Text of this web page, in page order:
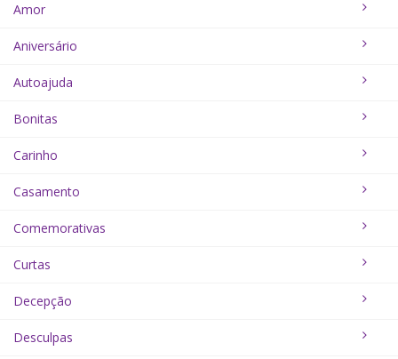
Amor
Aniversário
Autoajuda
Bonitas
Carinho
Casamento
Comemorativas
Curtas
Decepção
Desculpas